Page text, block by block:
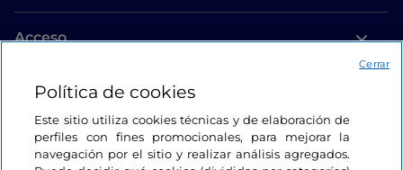
Acceso
Política de cookies
Este sitio utiliza cookies técnicas y de elaboración de
perfiles con fines promocionales, para mejorar la
navegación por el sitio y realizar análisis agregados.
Cerrar